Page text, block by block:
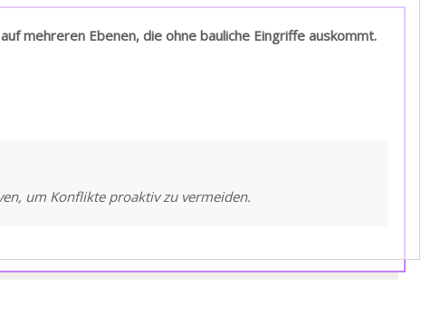
mehreren Ebenen, die ohne bauliche Eingriffe auskommt.
um Konflikte proaktiv zu vermeiden.